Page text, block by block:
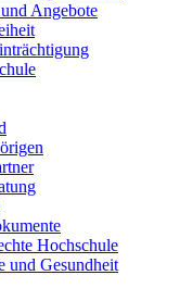
Angebote
Hochschule
und Gesundheit